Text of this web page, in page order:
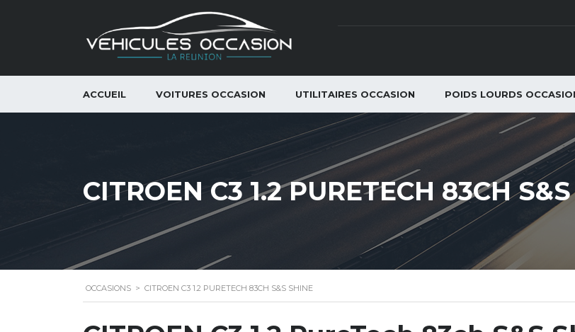
ACCUEIL VOITURES OCCASION UTILITAIRES OCCASION POIDS LOURDS
CITROEN C3 1.2 PURETECH 83CH
OCCASIONS > CITROEN C3 1.2 PURETECH 83CH S&S SHINE